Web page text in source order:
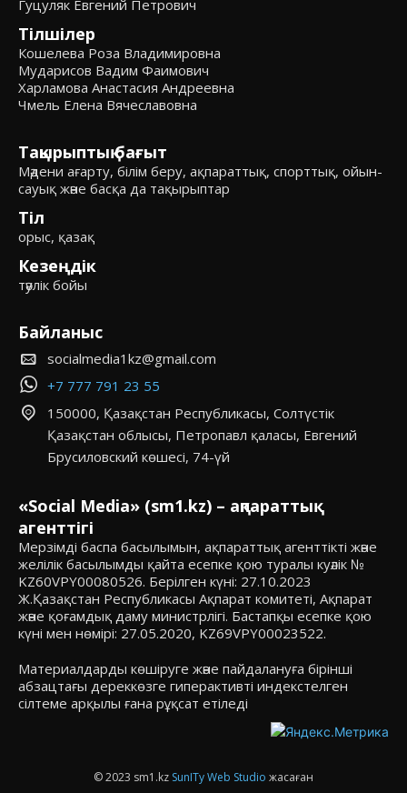
Гуцуляк Евгений Петрович
Тілшілер
Кошелева Роза Владимировна
Мударисов Вадим Фаимович
Харламова Анастасия Андреевна
Чмель Елена Вячеславовна
Тақырыптық бағыт
Мәдени ағарту, білім беру, ақпараттық, спорттық, ойын-
сауық және басқа да тақырыптар
Тіл
орыс, қазақ
Кезеңдік
тәулік бойы
Байланыс
socialmedia1kz@gmail.com
+7 777 791 23 55
150000, Қазақстан Республикасы, Солтүстік
Қазақстан облысы, Петропавл қаласы, Евгений
Брусиловский көшесі, 74-үй
«Social Media» (sm1.kz) – ақпараттық
агенттігі
Мерзімді баспа басылымын, ақпараттық агенттікті және
желілік басылымды қайта есепке қою туралы куәлік №
KZ60VPY00080526. Берілген күні: 27.10.2023
Ж.Қазақстан Республикасы Ақпарат комитеті, Ақпарат
және қоғамдық даму министрлігі. Бастапқы есепке қою
күні мен нөмірі: 27.05.2020, KZ69VPY00023522.
Материалдарды көшіруге және пайдалануға бірінші
абзацтағы дереккөзге гиперактивті индекстелген
сілтеме арқылы ғана рұқсат етіледі
© 2023 sm1.kz SunITy Web Studio жасаған